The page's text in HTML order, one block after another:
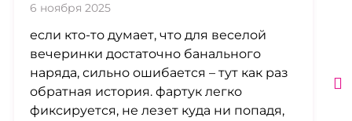
6 ноября 2025
если кто-то думает, что для веселой
вечеринки достаточно банального
наряда, сильно ошибается – тут как раз
обратная история. фартук легко
фиксируется, не лезет куда ни попадя,